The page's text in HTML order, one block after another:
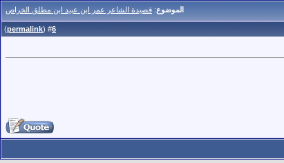
الموضوع: قصيدة الشاعر عمر ابن عبيد ابن مطلق الخراص
6
(
permalink
)